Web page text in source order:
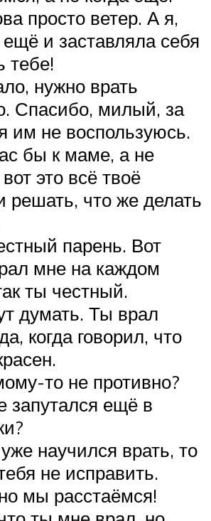
просто ветер. А я,
ещё и заставляла себя
тебе!
нужно врать
Спасибо, милый, за
им не воспользуюсь.
бы к маме, а не
это всё твоё
решать, что же делать
парень. Вот
мне на каждом
ты честный.
думать. Ты врал
когда говорил, что
то не противно?
запутался ещё в
научился врать, то
не исправить.
мы расстаёмся!